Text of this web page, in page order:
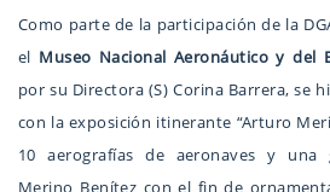
Como parte de la participación de la
el Museo Nacional Aeronáutico y del
por su Directora (S) Corina Barrera, se
con la exposición itinerante “Arturo
10 aerografías de aeronaves y una
Merino Benítez con el fin de